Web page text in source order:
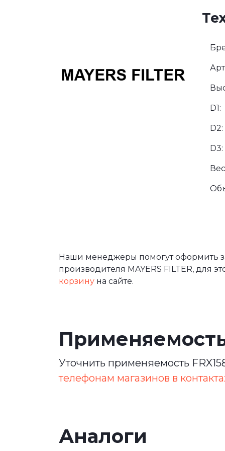
D1:
D2:
D3:
Наши менеджеры помогут оформить
производителя MAYERS FILTER, для
корзину на сайте.
Уточнить применяемость
телефонам магазинов в
Аналоги